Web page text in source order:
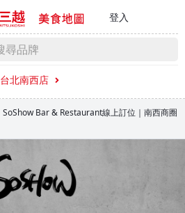
登入
台北南西店
SoShow Bar & Restaurant線上訂位｜南西商圈